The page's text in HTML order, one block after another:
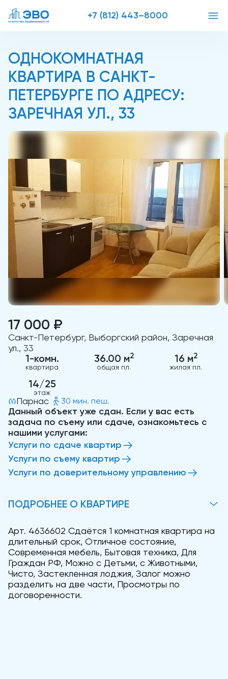
+7 (812) 443–8000
ОДНОКОМНАТНАЯ
КВАРТИРА В САНКТ-
ПЕТЕРБУРГЕ ПО АДРЕСУ:
ЗАРЕЧНАЯ УЛ., 33
17 000 ₽
Санкт-Петербург, Выборгский район, Заречная
ул., 33
1-комн.
квартира
36.00 м2
общая пл.
16 м2
жилая пл.
14/25
этаж
Парнас 30 мин. пеш.
Данный объект уже сдан. Если у вас есть
задача по съему или сдаче, ознакомьтесь с
нашими услугами:
Услуги по сдаче квартир
Услуги по съему квартир
Услуги по доверительному управлению
ПОДРОБНЕЕ О КВАРТИРЕ
Арт. 4636602 Сдаётся 1 комнатная квартира на
длительный срок, Отличное состояние,
Современная мебель, Бытовая техника, Для
Граждан РФ, Можно с Детьми, с Животными,
Чисто, Застекленная лоджия, Залог можно
разделить на две части, Просмотры по
договоренности.